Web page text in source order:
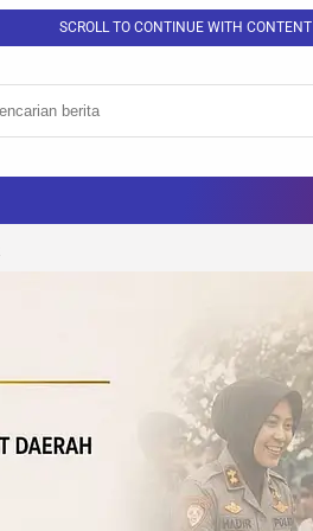
SCROLL TO CONTINUE WITH CONTENT